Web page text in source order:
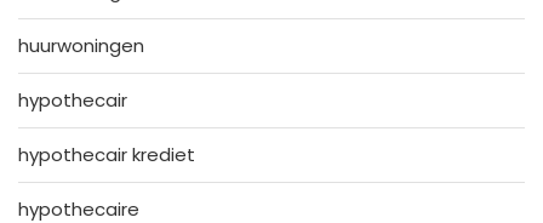
huurwoningen
hypothecair
hypothecair krediet
hypothecaire